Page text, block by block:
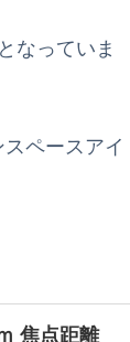
なっていま
ペースアイ
焦点距離